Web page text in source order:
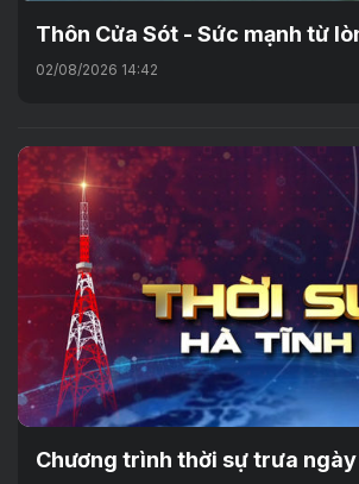
Thôn Cửa Sót - Sức mạnh từ
02/08/2026 14:42
Chương trình thời sự trưa